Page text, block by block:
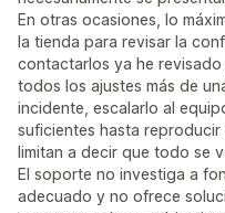
En otras ocasiones, lo
la tienda para revisar la
contactarlos ya he
todos los ajustes más de
incidente, escalarlo al
suficientes hasta reproducir
limitan a decir que todo se
El soporte no investiga a
adecuado y no ofrece